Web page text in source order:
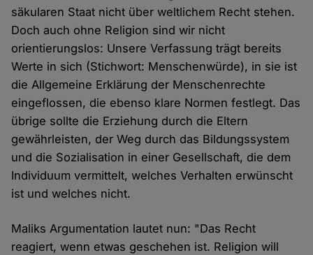
säkularen Staat nicht über weltlichem Recht stehen.
Doch auch ohne Religion sind wir nicht
orientierungslos: Unsere Verfassung trägt bereits
Werte in sich (Stichwort: Menschenwürde), in sie ist
die Allgemeine Erklärung der Menschenrechte
eingeflossen, die ebenso klare Normen festlegt. Das
übrige sollte die Erziehung durch die Eltern
gewährleisten, der Weg durch das Bildungssystem
und die Sozialisation in einer Gesellschaft, die dem
Individuum vermittelt, welches Verhalten erwünscht
ist und welches nicht.
Maliks Argumentation lautet nun: "Das Recht
reagiert, wenn etwas geschehen ist. Religion will